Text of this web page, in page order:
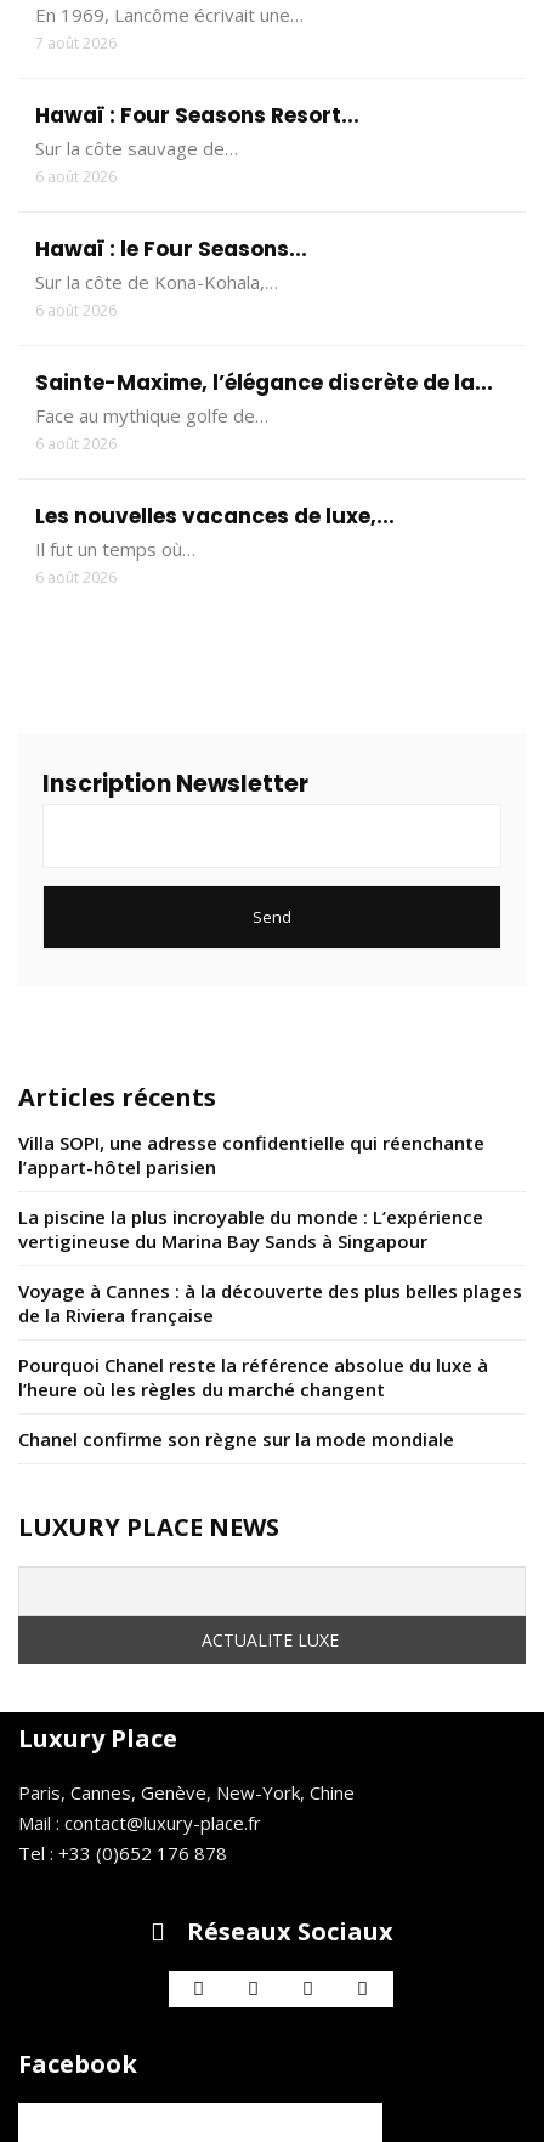
En 1969, Lancôme écrivait une…
7 août 2026
Hawaï : Four Seasons Resort...
Sur la côte sauvage de…
6 août 2026
Hawaï : le Four Seasons...
Sur la côte de Kona-Kohala,…
6 août 2026
Sainte-Maxime, l’élégance discrète de la...
Face au mythique golfe de…
6 août 2026
Les nouvelles vacances de luxe,...
Il fut un temps où…
6 août 2026
Inscription Newsletter
Articles récents
Villa SOPI, une adresse confidentielle qui réenchante
l’appart-hôtel parisien
La piscine la plus incroyable du monde : L’expérience
vertigineuse du Marina Bay Sands à Singapour
Voyage à Cannes : à la découverte des plus belles plages
de la Riviera française
Pourquoi Chanel reste la référence absolue du luxe à
l’heure où les règles du marché changent
Chanel confirme son règne sur la mode mondiale
LUXURY PLACE NEWS
Luxury Place
Paris, Cannes, Genève, New-York, Chine
Mail : contact@luxury-place.fr
Tel : +33 (0)652 176 878
Réseaux Sociaux
Facebook